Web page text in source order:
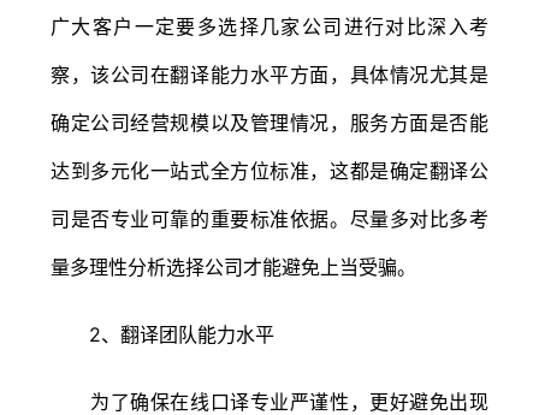
广大客户一定要多选择几家公司进行对比深入考
察，该公司在翻译能力水平方面，具体情况尤其是
确定公司经营规模以及管理情况，服务方面是否能
达到多元化一站式全方位标准，这都是确定翻译公
司是否专业可靠的重要标准依据。尽量多对比多考
量多理性分析选择公司才能避免上当受骗。
2、翻译团队能力水平
为了确保在线口译专业严谨性，更好避免出现